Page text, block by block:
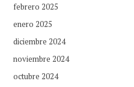
febrero 2025
enero 2025
diciembre 2024
noviembre 2024
octubre 2024